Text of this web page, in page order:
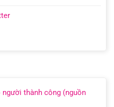
thành công (nguồn